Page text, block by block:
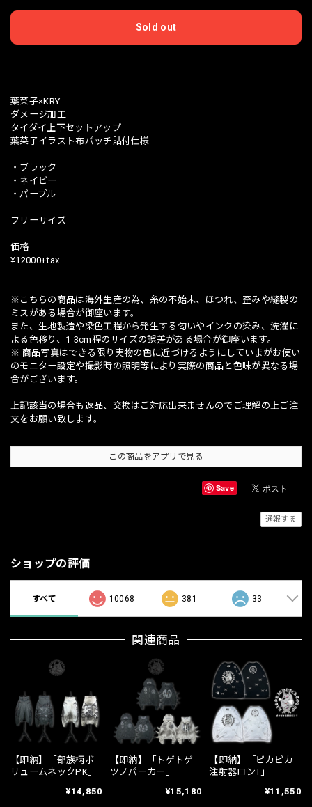
Sold out
葉菜子×KRY
ダメージ加工
タイダイ上下セットアップ
葉菜子イラスト布パッチ貼付仕様
・ブラック
・ネイビー
・パープル
フリーサイズ
価格
¥12000+tax
※こちらの商品は海外生産の為、糸の不始末、ほつれ、歪みや縫製の
ミスがある場合が御座います。
また、生地製造や染色工程から発生する匂いやインクの染み、洗濯に
よる色移り、1-3cm程のサイズの誤差がある場合が御座います。
※ 商品写真はできる限り実物の色に近づけるようにしていまがお使い
のモニター設定や撮影時の照明等により実際の商品と色味が異なる場
合がございます。
上記該当の場合も返品、交換はご対応出来ませんのでご理解の上ご注
文をお願い致します。
この商品をアプリで見る
Save
通報する
ショップの評価
すべて 10068 381 33
関連商品
【即納】「部族柄ボ
リュームネックPK」
¥14,850
【即納】「トゲトゲ
ツノパーカー」
¥15,180
【即納】「ピカピカ
注射器ロンT」
¥11,550